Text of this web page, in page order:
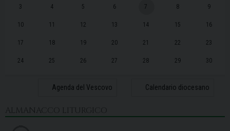
3 4 5 6 7 8 9
10 11 12 13 14 15 16
17 18 19 20 21 22 23
24 25 26 27 28 29 30
Agenda del Vescovo Calendario diocesano
ALMANACCO LITURGICO